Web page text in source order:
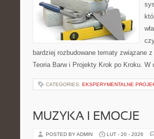
bardziej rozbudowane tematy związane
Teoria Barw i Projekty Krok po Kroku.
CATEGORIES: EKSPERYMENTALNE
MUZYKA I EMOCJE
POSTED BY ADMIN LUT - 20 - 2026